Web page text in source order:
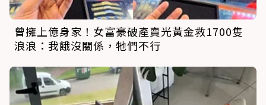
曾擁上億身家！女富豪破產賣光黃金救1700隻
浪浪：我餓沒關係，牠們不行